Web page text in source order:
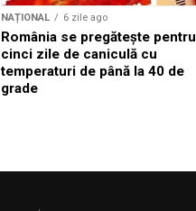
NAȚIONAL 6 zile ago
România se pregătește pentru
cinci zile de caniculă cu
temperaturi de până la 40 de
grade